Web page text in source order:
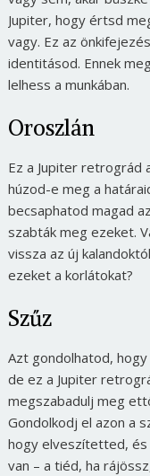
Jupiter, hogy értsd
vagy. Ez az
identitásod. Ennek
lelhess a munkában.
Oroszlán
Ez a Jupiter retrográd
húzod-e meg a
becsaphatod magad
szabták meg ezeket.
vissza az új
ezeket a korlátokat?
Szűz
Azt gondolhatod,
de ez a Jupiter
megszabadulj meg
Gondolkodj el azon a
hogy elveszítetted,
van – a tiéd, ha